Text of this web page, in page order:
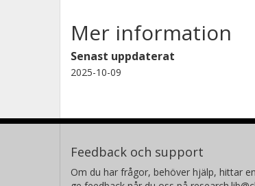
Mer information
Senast uppdaterat
2025-10-09
Feedback och support
Om du har frågor, behöver hjälp, hittar